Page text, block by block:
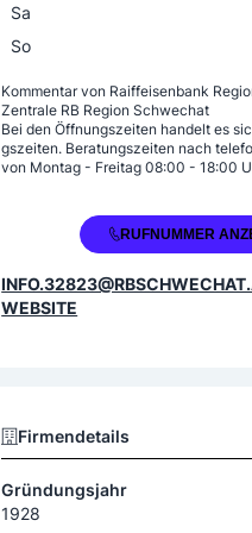
Sa
So
Kommentar von Raiffeisenbank
Zentrale RB Region Schwechat
Bei den Öffnungszeiten handelt es
gszeiten. Beratungszeiten nach
von Montag - Freitag 08:00 - 18:00
+43 1 701300RUFNUMMER
WEBSITE
Firmendetails
Gründungsjahr
1928